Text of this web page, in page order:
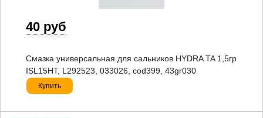
40 руб
Смазка универсальная для сальников HYDRA TA 1,5гр
ISL15HT, L292523, 033026, cod399, 43gr030
Купить